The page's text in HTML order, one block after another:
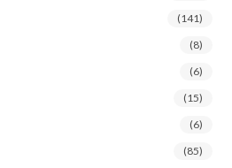
(141)
(8)
(6)
(15)
(6)
(85)